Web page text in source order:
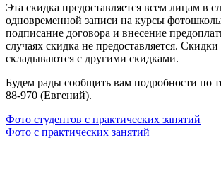
Эта скидка предоставляется всем лицам в
одновременной записи на курсы
подписание договора и внесение
случаях скидка не предоставляется.
складываются с другими скидками.
Будем рады сообщить вам подробности по
88-970 (Евгений).
Навигация
по
Фото студентов с практических занятий
Фото с практических занятий